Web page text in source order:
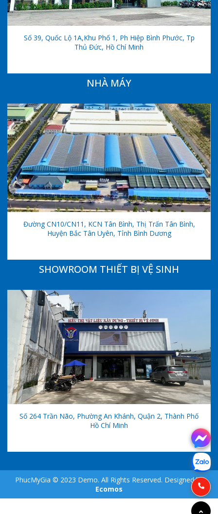
Số 39, Quốc Lộ 1A,khu Phố 1, Ph Hiệp Bình Phước, Tp
Thủ Đức, Hồ Chí Minh
NHÀ MÁY
Đường CN10/CN11, KCN Tân Bình, Thị Trấn Tân Bình,
Huyện Bắc Tân Uyên, Tỉnh Bình Dương
SHOWROOM THIẾT BỊ VỆ SINH
Số 264 Trần Não, Phường An Khánh, Quận 2, Thành Phố
Hồ Chí Minh
PhucMyGia © 2023 Demo. All Rights Reserved. Designed by
Ecomos